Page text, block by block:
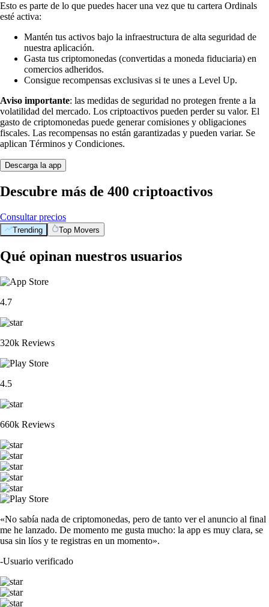
Esto es parte de lo que puedes hacer una vez que tu cartera Ordinals
esté activa:
Mantén tus activos bajo la infraestructura de alta seguridad de
nuestra aplicación.
Gasta tus criptomonedas (convertidas a moneda fiduciaria) en
comercios adheridos.
Consigue recompensas exclusivas si te unes a Level Up.
Aviso importante: las medidas de seguridad no protegen frente a la
volatilidad del mercado. Los criptoactivos pueden perder su valor. El
gasto de criptomonedas puede generar comisiones y obligaciones
fiscales. Las recompensas no están garantizadas y pueden variar. Se
aplican Términos y Condiciones.
Descarga la app
Descubre más de 400 criptoactivos
Consultar precios
Trending Top Movers
Qué opinan nuestros usuarios
4.7
320k Reviews
4.5
660k Reviews
«No sabía nada de criptomonedas, pero de tanto ver el anuncio al final
me he lanzado. De momento me gusta mucho: la app es muy clara, se
usa sin líos y te registras en un momento».
-Usuario verificado